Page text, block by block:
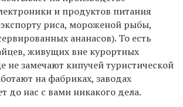
и продуктов питания
риса, мороженой рыбы,
ананасов). То есть
живущих вне курортных
не замечают кипучей туристической
на фабриках, заводах
до нас с вами никакого дела.